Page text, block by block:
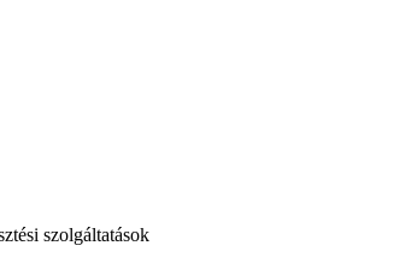
szolgáltatások